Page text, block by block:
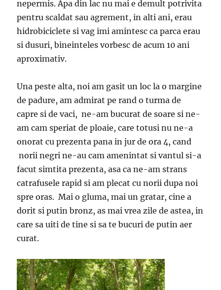
nepermis. Apa din lac nu mai e demult potrivita
pentru scaldat sau agrement, in alti ani, erau
hidrobiciclete si vag imi amintesc ca parca erau
si dusuri, bineinteles vorbesc de acum 10 ani
aproximativ.
Una peste alta, noi am gasit un loc la o margine
de padure, am admirat pe rand o turma de
capre si de vaci, ne-am bucurat de soare si ne-
am cam speriat de ploaie, care totusi nu ne-a
onorat cu prezenta pana in jur de ora 4, cand
norii negri ne-au cam amenintat si vantul si-a
facut simtita prezenta, asa ca ne-am strans
catrafusele rapid si am plecat cu norii dupa noi
spre oras. Mai o gluma, mai un gratar, cine a
dorit si putin bronz, as mai vrea zile de astea, in
care sa uiti de tine si sa te bucuri de putin aer
curat.